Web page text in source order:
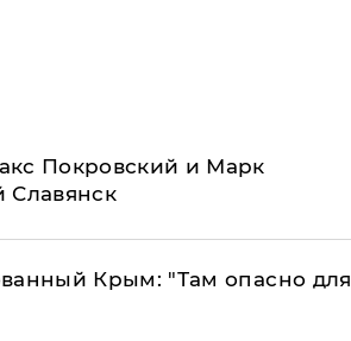
Покровский и Марк
Славянск
Крым: "Там опасно для